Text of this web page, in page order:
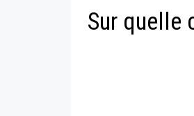
Sur quelle